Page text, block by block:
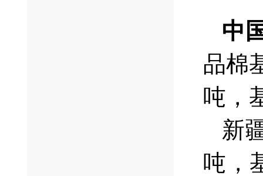
中
品棉
吨，
新
吨，